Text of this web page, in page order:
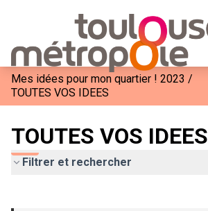
Mes idées pour mon quartier ! 2023 /
TOUTES VOS IDEES
TOUTES VOS IDEES
Filtrer et rechercher